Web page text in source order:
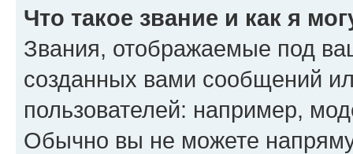
Что такое звание и как я
Звания, отображаемые под
созданных вами сообщений
пользователей: например,
Обычно вы не можете